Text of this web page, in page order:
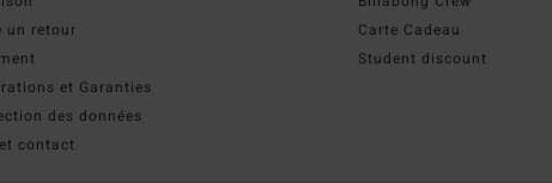
un retour
et Garanties
des données
contact
Carte Cadeau
Student discount